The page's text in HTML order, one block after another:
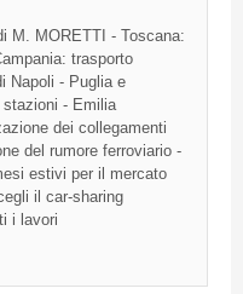
M. MORETTI - Toscana:
: trasporto
Napoli - Pugliae
stazioni - Emilia
dei collegamenti
del rumore ferroviario-
estivi per il mercato
il car-sharing
i lavori